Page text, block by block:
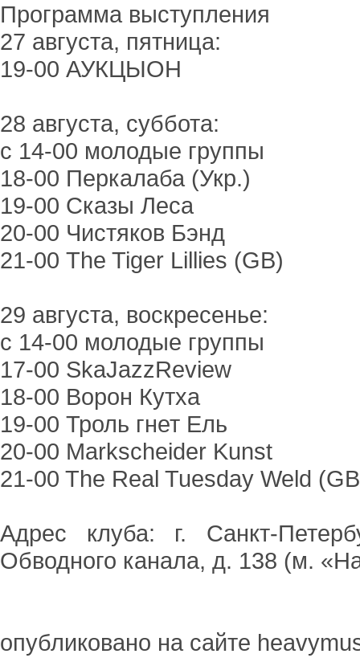
Программа выступления
27 августа, пятница:
19-00 АУКЦЫОН
28 августа, суббота:
с 14-00 молодые группы
18-00 Перкалаба (Укр.)
19-00 Сказы Леса
20-00 Чистяков Бэнд
21-00 The Tiger Lillies (GB)
29 августа, воскресенье:
с 14-00 молодые группы
17-00 SkaJazzReview
18-00 Ворон Кутха
19-00 Троль гнет Ель
20-00 Markscheider Kunst
21-00 The Real Tuesday Weld
Адрес клуба: г. Санкт-
Обводного канала, д. 138 (м.
опубликовано на сайте